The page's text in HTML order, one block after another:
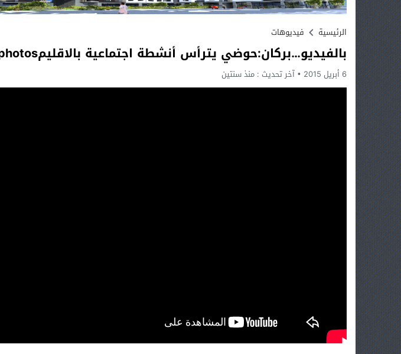
Next
الرئيسية
فيديوهات
بالفيديو…بركان:حوضي يترأس أنشطة اجتماعية بالاقليمphotos
6 أبريل 2015 آخر تحديث : منذ سنتين